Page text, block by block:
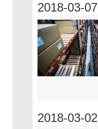
2018-03-07
2018-03-02